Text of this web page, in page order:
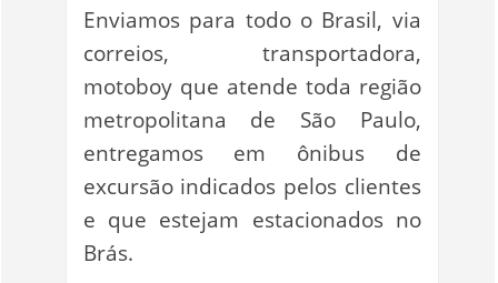
Enviamos para todo o Brasil, via
correios, transportadora,
motoboy que atende toda região
metropolitana de São Paulo,
entregamos em ônibus de
excursão indicados pelos clientes
e que estejam estacionados no
Brás.